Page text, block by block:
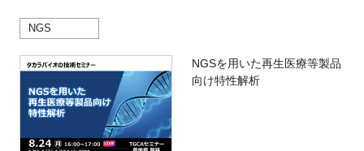
NGS
NGSを用いた再生医療等製品
向け特性解析